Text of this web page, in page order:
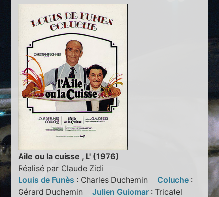
Aile ou la cuisse , L' (1976)
Réalisé par Claude Zidi
Louis de Funès : Charles Duchemin Coluche :
Gérard DucheminJulien Guiomar : Tricatel